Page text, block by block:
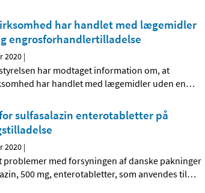
har handlet med lægemidler
engrosforhandlertilladelse
2020 |
har modtaget information om, at
har handlet med lægemidler uden en…
sulfasalazin enterotabletter på
2020 |
problemer med forsyningen af danske pakninger
500 mg, enterotabletter, som anvendes til…